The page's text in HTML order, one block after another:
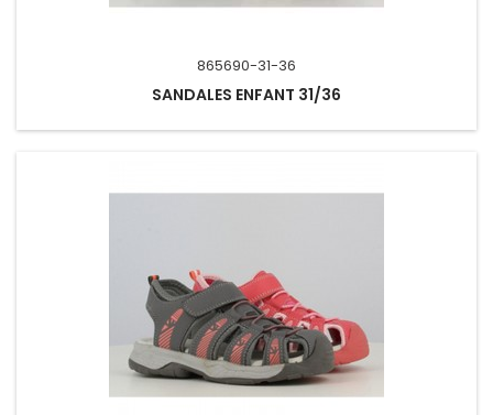
865690-31-36
SANDALES ENFANT 31/36